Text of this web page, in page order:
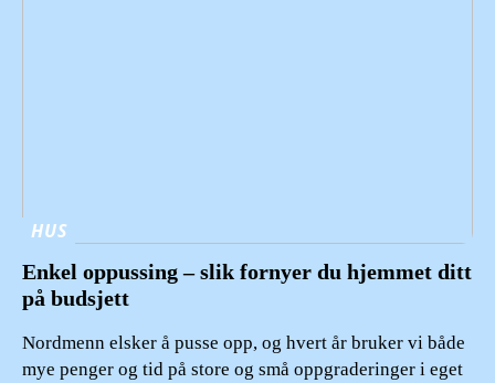
HUS
Enkel oppussing – slik fornyer du hjemmet ditt
på budsjett
Nordmenn elsker å pusse opp, og hvert år bruker vi både
mye penger og tid på store og små oppgraderinger i eget